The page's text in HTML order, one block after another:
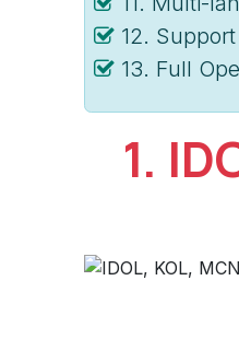
12.
13. Full
1.